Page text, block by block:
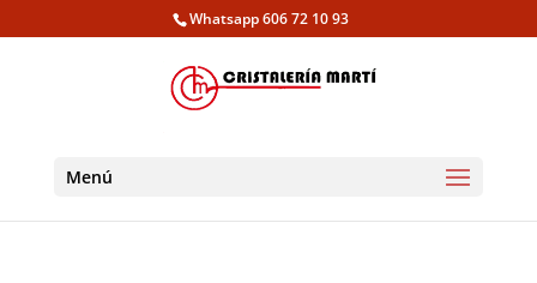
Whatsapp 606 72 10 93
Menú